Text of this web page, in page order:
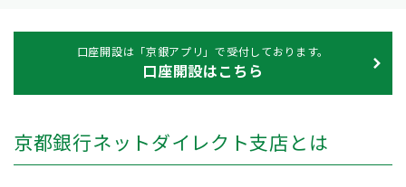
口座開設は「京銀アプリ」で受付しております。
口座開設はこちら
京都銀行ネットダイレクト支店とは